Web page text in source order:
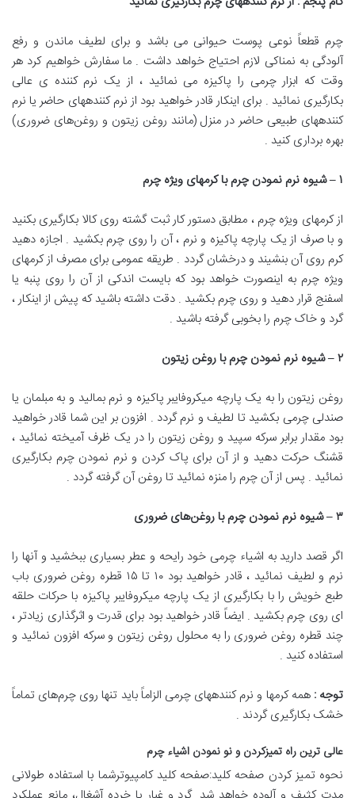
چرم قطعاً نوعی پوست‌ حیوانی‌ می باشد و برای لطیف‌ ماندن‌ و رفع
آلودگی‌ به نمناکی لازم احتیاج خواهد داشت . ما سفارش خواهیم کرد هر
وقت که ابزار چرمی را پاکیزه می نمائید ، از یک نرم کننده ی عالی
بکارگیری نمائید . برای اینکار قادر خواهید بود از نرم کنندههای حاضر یا نرم
کنندههای طبیعی‌ حاضر در منزل (مانند روغن زیتون و روغن‌های‌ ضروری)
بهره برداری کنید .
۱–شیوه نرم نمودن چرم‌با کرمهای ویژه چرم
از کرمهای ویژه چرم‌ ، مطابق دستور کار ثبت گشته روی کالا بکارگیری بکنید
و با صرف از یک پارچه پاکیزه و نرم ، آن را روی چرم‌ بکشید . اجازه‌ دهید
کرم روی آن بنشیند و درخشان گردد . طریقه عمومی برای مصرف از کرمهای
ویژه چرم‌ به اینصورت خواهد بود که بایست اندکی از آن را روی پنبه یا
اسفنج‌ قرار دهید و روی چرم‌ بکشید . دقت داشته باشید که پیش از اینکار ،
گرد‌ و خاک چرم‌ را بخوبی گرفته باشید .
۲–شیوه نرم نمودن چرم‌با روغن زیتون
روغن زیتون را به یک پارچه میکروفایبر پاکیزه و نرم بمالید و به مبلمان یا
صندلی چرمی بکشید تا لطیف‌ و نرم گردد . افزون بر این شما قادر خواهید
بود مقدار برابر سرکه‌ سپید و روغن زیتون را در یک ظرف آمیخته نمائید ،
قشنگ حرکت دهید و از آن برای پاک کردن و نرم نمودن چرم‌ بکارگیری
نمائید . پس از آن چرم‌ را منزه نمائید تا روغن‌ آن گرفته گردد .
۳–شیوه نرم نمودن چرم‌با روغنهای ضروری
اگر قصد دارید به اشیاء چرمی خود‌ رایحه و عطر بسیاری ببخشید و آنها را
نرم و لطیف‌ نمائید ، قادر خواهید بود ۱۰ تا ۱۵ قطره‌ روغن‌ ضروری‌ باب
طبع خویش را با بکارگیری از یک پارچه میکروفایبر پاکیزه با حرکات‌ حلقه
ای روی چرم‌ بکشید . ایضاً قادر خواهید بود برای قدرت‌ و اثرگذاری زیادتر ،
چند قطره‌ روغن‌ ضروری‌ را به محلول‌ روغن زیتون و سرکه‌ افزون نمائید و
استفاده کنید .
توجه : همه کرمها و نرم کنندههای چرمی الزاماً باید تنها روی چرم‌های‌ تماماً
خشک بکارگیری گردند .
عالی ترین راه تمیزکردن و نو نمودن اشیاء چرم‌
نحوه تمیز کردن صفحه کلید:صفحه کلید کامپیوترشما با استفاده طولانی